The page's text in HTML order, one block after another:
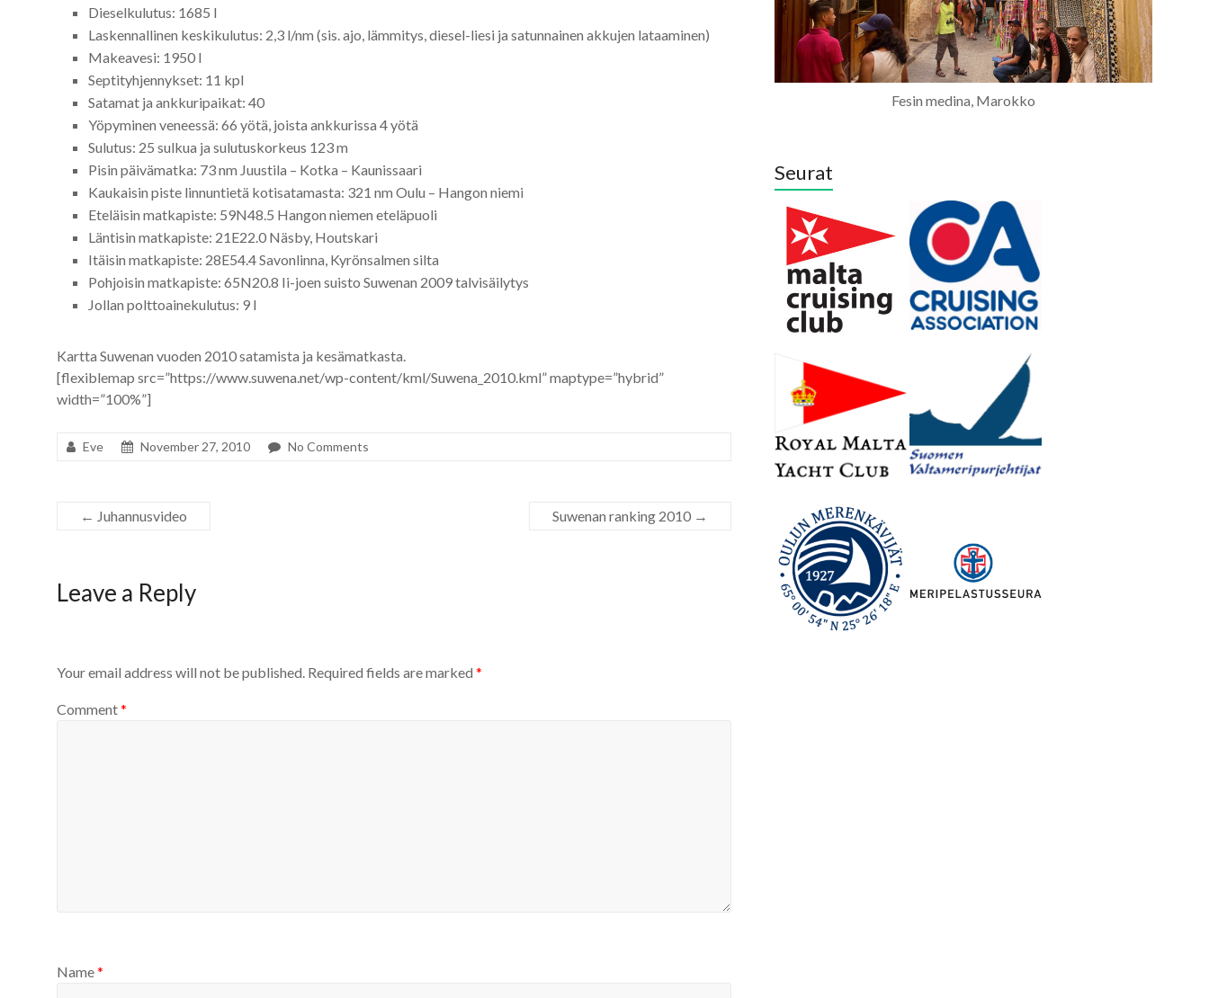
Dieselkulutus: 1685 l
Laskennallinen keskikulutus: 2,3 l/nm (sis. ajo, lämmitys, diesel-liesi ja satunnainen akkujen lataaminen)
Makeavesi: 1950 l
Septityhjennykset: 11 kpl
Satamat ja ankkuripaikat: 40
Yöpyminen veneessä: 66 yötä, joista ankkurissa 4 yötä
Sulutus: 25 sulkua ja sulutuskorkeus 123 m
Pisin päivämatka: 73 nm Juustila – Kotka – Kaunissaari
Kaukaisin piste linnuntietä kotisatamasta: 321 nm Oulu – Hangon niemi
Eteläisin matkapiste: 59N48.5 Hangon niemen eteläpuoli
Läntisin matkapiste: 21E22.0 Näsby, Houtskari
Itäisin matkapiste: 28E54.4 Savonlinna, Kyrönsalmen silta
Pohjoisin matkapiste: 65N20.8 Ii-joen suisto Suwenan 2009 talvisäilytys
Jollan polttoainekulutus: 9 l
Kartta Suwenan vuoden 2010 satamista ja kesämatkasta.
[flexiblemap src=”https://www.suwena.net/wp-content/kml/Suwena_2010.kml” maptype=”hybrid”
width=”100%”]
Eve November 27, 2010 No Comments
← Juhannusvideo Suwenan ranking 2010 →
Leave a Reply
Your email address will not be published. Required fields are marked *
Comment*
Name*
Fesin medina, Marokko
Seurat